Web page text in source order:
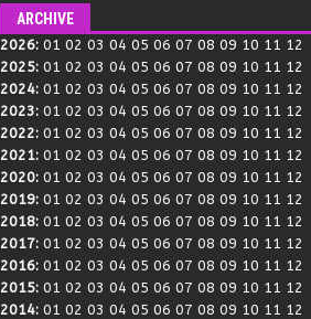
ARCHIVE
2026: 01 02 03 04 05 06 07 08 09 10 11 12
2025: 01 02 03 04 05 06 07 08 09 10 11 12
2024: 01 02 03 04 05 06 07 08 09 10 11 12
2023: 01 02 03 04 05 06 07 08 09 10 11 12
2022: 01 02 03 04 05 06 07 08 09 10 11 12
2021: 01 02 03 04 05 06 07 08 09 10 11 12
2020: 01 02 03 04 05 06 07 08 09 10 11 12
2019: 01 02 03 04 05 06 07 08 09 10 11 12
2018: 01 02 03 04 05 06 07 08 09 10 11 12
2017: 01 02 03 04 05 06 07 08 09 10 11 12
2016: 01 02 03 04 05 06 07 08 09 10 11 12
2015: 01 02 03 04 05 06 07 08 09 10 11 12
2014: 01 02 03 04 05 06 07 08 09 10 11 12